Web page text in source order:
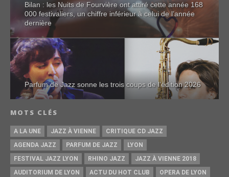
Bilan : les Nuits de Fourvière ont attiré cette année 168
000 festivaliers, un chiffre inférieur à celui de l’année
dernière
Parfum de Jazz sonne les trois coups de l’édition 2026
MOTS CLÉS
A LA UNE JAZZ À VIENNE
CRITIQUE CD JAZZ
AGENDA JAZZ
PARFUM DE JAZZ
LYON
FESTIVAL JAZZ LYON
RHINO JAZZ
JAZZ À VIENNE 2018
AUDITORIUM DE LYON
ACTU DU HOT CLUB
OPERA DE LYON